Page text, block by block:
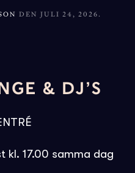
DEN JULI 24, 2026 .
& DJ’S
kl. 17.00 samma dag